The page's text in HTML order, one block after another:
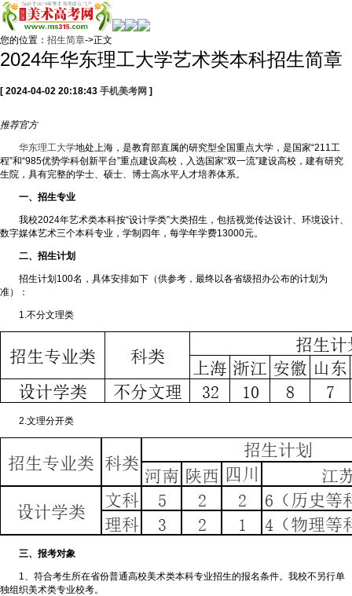
您的位置： 招生简章->正文
2024年华东理工大学艺术类本科招生简章
[ 2024-04-02 20:18:43 手机美考网 ]
推荐官方
华东理工大学地处上海，是教育部直属的研究型全国重点大学，是国家“211工
程”和“985优势学科创新平台”重点建设高校，入选国家“双一流”建设高校，建有研究
生院，具有完整的学士、硕士、博士高水平人才培养体系。
一、招生专业
我校2024年艺术类本科按“设计学类”大类招生，包括视觉传达设计、环境设计、
数字媒体艺术三个本科专业，学制四年，每学年学费13000元。
二、招生计划
招生计划100名，具体安排如下（供参考，最终以各省级招办公布的计划为
准）：
1.不分文理类
2.文理分开类
三、报考对象
1、符合考生所在省份普通高校美术类本科专业招生的报名条件。我校不另行单
独组织美术类专业校考。